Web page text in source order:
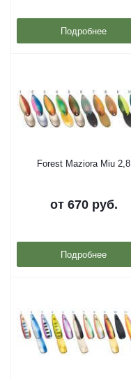
Подробнее
Forest Maziora Miu 2,8
от 670 руб.
Подробнее